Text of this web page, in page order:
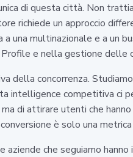
di questa città. Non
richiede un approccio
multinazionale e a un
e nella gestione delle
della concorrenza.
intelligence competitiva ci
di attirare utenti che
è solo una
che seguiamo